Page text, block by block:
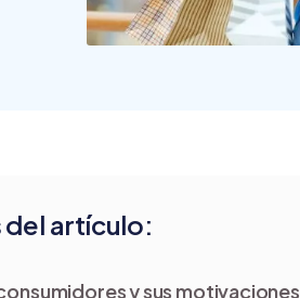
artículo:
y sus motivaciones